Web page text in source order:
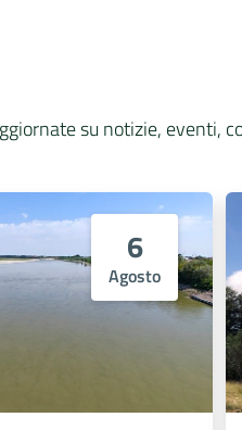
su notizie, eventi,
6
Agosto